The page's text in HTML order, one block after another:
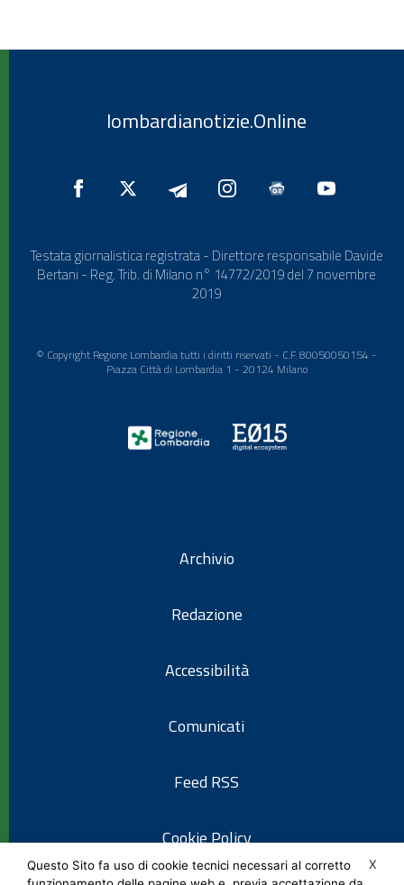
lombardianotizie.Online
Testata giornalistica registrata - Direttore responsabile Davide
Bertani - Reg. Trib. di Milano n° 14772/2019 del 7 novembre
2019
© Copyright Regione Lombardia tutti i diritti riservati - C.F. 80050050154 -
Piazza Città di Lombardia 1 - 20124 Milano
Archivio
Redazione
Accessibilità
Comunicati
Feed RSS
Cookie Policy
X
Questo Sito fa uso di cookie tecnici necessari al corretto